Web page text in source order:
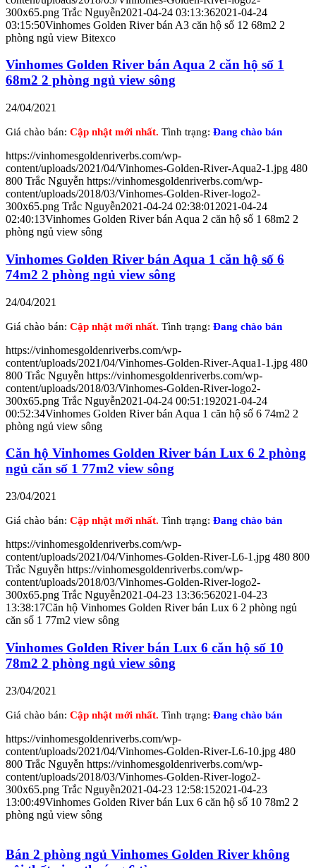
300x65.png Trắc Nguyễn2021-04-24 03:13:362021-04-24
03:15:50Vinhomes Golden River bán A3 căn hộ số 12 68m2 2
phòng ngủ view Bitexco
Vinhomes Golden River bán Aqua 2 căn hộ số 1
68m2 2 phòng ngủ view sông
24/04/2021
Giá chào bán: Cập nhật mới nhất. Tình trạng: Đang chào bán
https://vinhomesgoldenriverbs.com/wp-
content/uploads/2021/04/Vinhomes-Golden-River-Aqua2-1.jpg 480
800 Trắc Nguyễn https://vinhomesgoldenriverbs.com/wp-
content/uploads/2018/03/Vinhomes-Golden-River-logo2-
300x65.png Trắc Nguyễn2021-04-24 02:38:01 2021-04-24
02:40:13Vinhomes Golden River bán Aqua 2 căn hộ số 1 68m2 2
phòng ngủ view sông
Vinhomes Golden River bán Aqua 1 căn hộ số 6
74m2 2 phòng ngủ view sông
24/04/2021
Giá chào bán: Cập nhật mới nhất. Tình trạng: Đang chào bán
https://vinhomesgoldenriverbs.com/wp-
content/uploads/2021/04/Vinhomes-Golden-River-Aqua1-1.jpg 480
800 Trắc Nguyễn https://vinhomesgoldenriverbs.com/wp-
content/uploads/2018/03/Vinhomes-Golden-River-logo2-
300x65.png Trắc Nguyễn2021-04-24 00:51:192021-04-24
00:52:34Vinhomes Golden River bán Aqua 1 căn hộ số 6 74m2 2
phòng ngủ view sông
Căn hộ Vinhomes Golden River bán Lux 6 2 phòng
ngủ căn số 1 77m2 view sông
23/04/2021
Giá chào bán: Cập nhật mới nhất. Tình trạng: Đang chào bán
https://vinhomesgoldenriverbs.com/wp-
content/uploads/2021/04/Vinhomes-Golden-River-L6-1.jpg 480 800
Trắc Nguyễn https://vinhomesgoldenriverbs.com/wp-
content/uploads/2018/03/Vinhomes-Golden-River-logo2-
300x65.png Trắc Nguyễn2021-04-23 13:36:562021-04-23
13:38:17Căn hộ Vinhomes Golden River bán Lux 6 2 phòng ngủ
căn số 1 77m2 view sông
Vinhomes Golden River bán Lux 6 căn hộ số 10
78m2 2 phòng ngủ view sông
23/04/2021
Giá chào bán: Cập nhật mới nhất. Tình trạng: Đang chào bán
https://vinhomesgoldenriverbs.com/wp-
content/uploads/2021/04/Vinhomes-Golden-River-L6-10.jpg 480
800 Trắc Nguyễn https://vinhomesgoldenriverbs.com/wp-
content/uploads/2018/03/Vinhomes-Golden-River-logo2-
300x65.png Trắc Nguyễn2021-04-23 12:58:152021-04-23
13:00:49Vinhomes Golden River bán Lux 6 căn hộ số 10 78m2 2
phòng ngủ view sông
Bán 2 phòng ngủ Vinhomes Golden River không